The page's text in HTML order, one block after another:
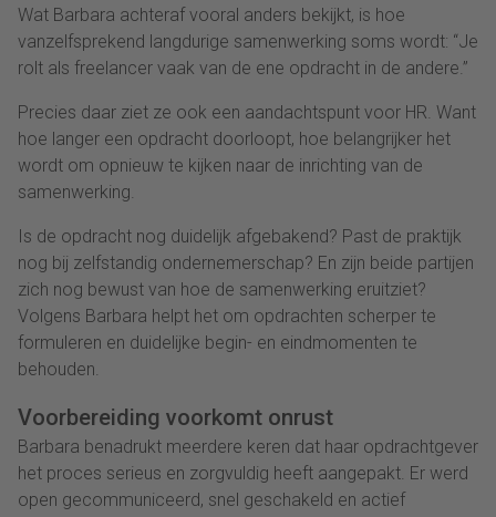
Wat Barbara achteraf vooral anders bekijkt, is hoe
vanzelfsprekend langdurige samenwerking soms wordt: “Je
rolt als freelancer vaak van de ene opdracht in de andere.”
Precies daar ziet ze ook een aandachtspunt voor HR. Want
hoe langer een opdracht doorloopt, hoe belangrijker het
wordt om opnieuw te kijken naar de inrichting van de
samenwerking.
Is de opdracht nog duidelijk afgebakend? Past de praktijk
nog bij zelfstandig ondernemerschap? En zijn beide partijen
zich nog bewust van hoe de samenwerking eruitziet?
Volgens Barbara helpt het om opdrachten scherper te
formuleren en duidelijke begin- en eindmomenten te
behouden.
Voorbereiding voorkomt onrust
Barbara benadrukt meerdere keren dat haar opdrachtgever
het proces serieus en zorgvuldig heeft aangepakt. Er werd
open gecommuniceerd, snel geschakeld en actief